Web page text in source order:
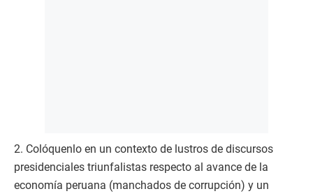
2. Colóquenlo en un contexto de lustros de discursos
presidenciales triunfalistas respecto al avance de la
economía peruana (manchados de corrupción) y un